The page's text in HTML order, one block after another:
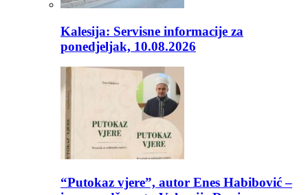
Kalesija: Servisne informacije za
ponedjeljak, 10.08.2026
“Putokaz vjere”, autor Enes Habibović –